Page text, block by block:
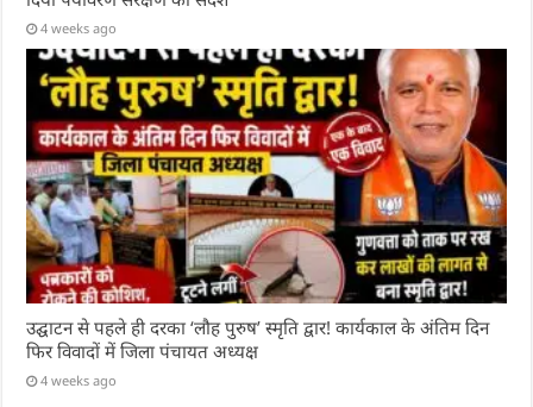
4 weeks ago
उद्घाटन से पहले ही दरका ‘लौह पुरुष’ स्मृति द्वार! कार्यकाल के अंतिम दिन
फिर विवादों में जिला पंचायत अध्यक्ष
4 weeks ago